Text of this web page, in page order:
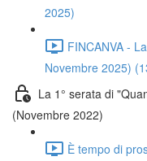
2025)
FINCANVA -
Novembre 2025)
La 1° serata di
(Novembre 2022)
È tempo di